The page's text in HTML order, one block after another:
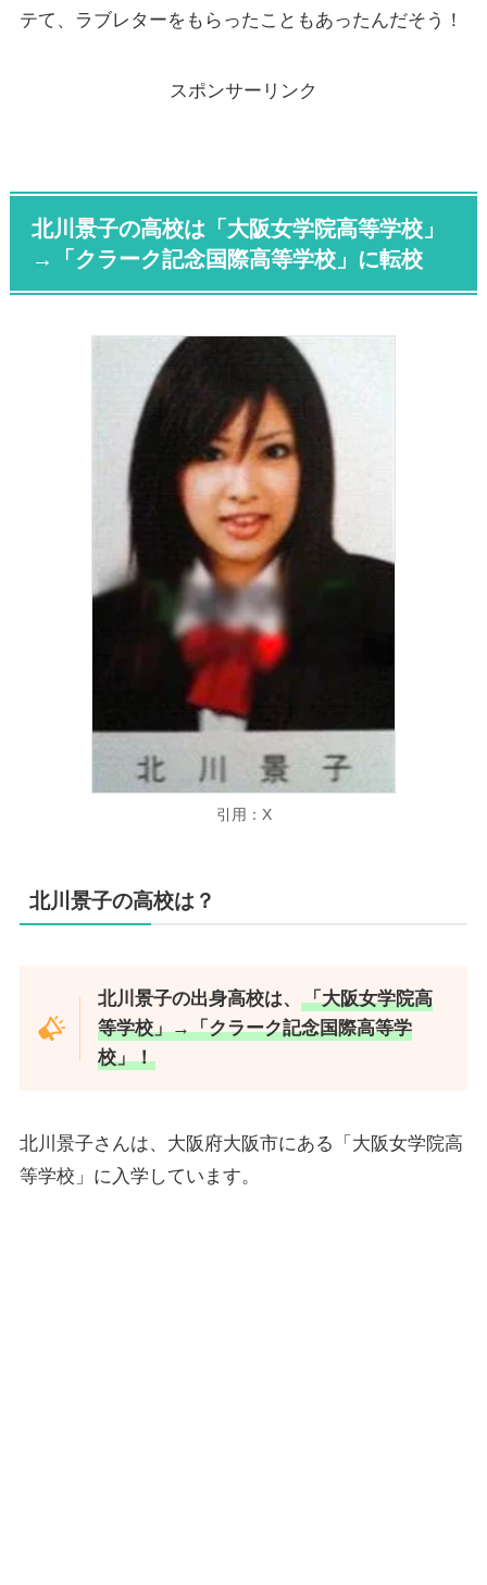
テて、ラブレターをもらったこともあったんだそう！
スポンサーリンク
北川景子の高校は「大阪女学院高等学校」
→「クラーク記念国際高等学校」に転校
引用：X
北川景子の高校は？
北川景子の出身高校は、「大阪女学院高
等学校」→「クラーク記念国際高等学
校」！
北川景子さんは、大阪府大阪市にある「大阪女学院高
等学校」に入学しています。